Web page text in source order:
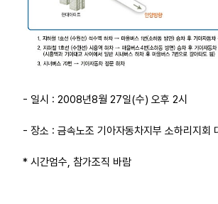
- 일시 : 2008년8월 27일(수) 오후 2시
- 장소 : 금속노조 기아자동차지부 소하리지회
* 시간엄수, 참가조직 바람